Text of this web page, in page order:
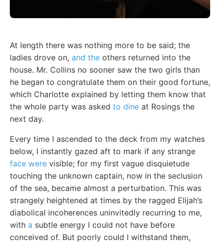
At length there was nothing more to be said; the
ladies drove on, and the others returned into the
house. Mr. Collins no sooner saw the two girls than
he began to congratulate them on their good fortune,
which Charlotte explained by letting them know that
the whole party was asked to dine at Rosings the
next day.
Every time I ascended to the deck from my watches
below, I instantly gazed aft to mark if any strange
face were visible; for my first vague disquietude
touching the unknown captain, now in the seclusion
of the sea, became almost a perturbation. This was
strangely heightened at times by the ragged Elijah’s
diabolical incoherences uninvitedly recurring to me,
with a subtle energy I could not have before
conceived of. But poorly could I withstand them,